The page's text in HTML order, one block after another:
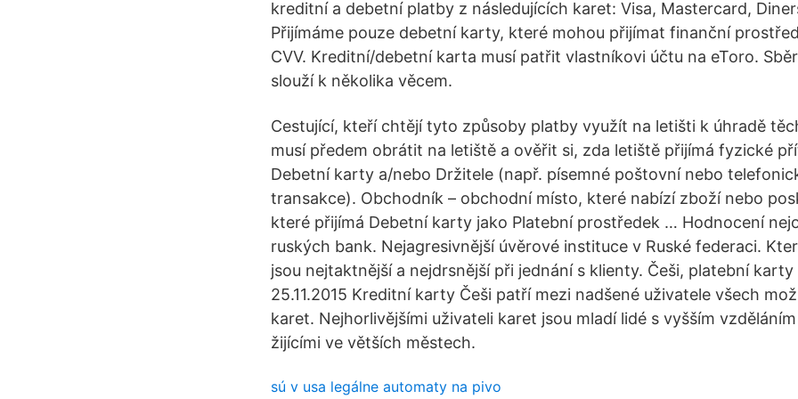
kreditní a debetní platby z následujících karet: Visa, Mastercard,
Přijímáme pouze debetní karty, které mohou přijímat finanční
CVV. Kreditní/debetní karta musí patřit vlastníkovi účtu na eToro.
slouží k několika věcem.
Cestující, kteří chtějí tyto způsoby platby využít na letišti k úhradě
musí předem obrátit na letiště a ověřit si, zda letiště přijímá fyzické
Debetní karty a/nebo Držitele (např. písemné poštovní nebo
transakce). Obchodník – obchodní místo, které nabízí zboží nebo
které přijímá Debetní karty jako Platební prostředek … Hodnocení
ruských bank. Nejagresivnější úvěrové instituce v Ruské federaci.
jsou nejtaktnější a nejdrsnější při jednání s klienty. Češi, platební
25.11.2015 Kreditní karty Češi patří mezi nadšené uživatele všech
karet. Nejhorlivějšími uživateli karet jsou mladí lidé s vyšším
žijícími ve větších městech.
sú v usa legálne automaty na pivo